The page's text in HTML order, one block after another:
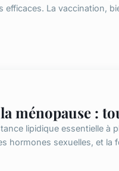
efficaces. La vaccination,
ménopause :
lipidique essentielle
hormones sexuelles, et la